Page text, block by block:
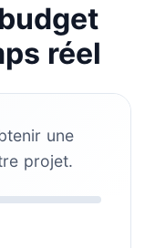
réel
une
projet.